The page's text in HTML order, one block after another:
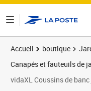
Accueil boutique
Canapés et fauteuils de
vidaXL Coussins de